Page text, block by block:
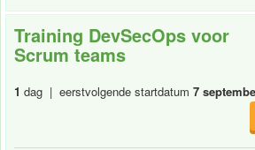
Training DevSecOps voor
Scrum teams
1 dag | eerstvolgende startdatum 7